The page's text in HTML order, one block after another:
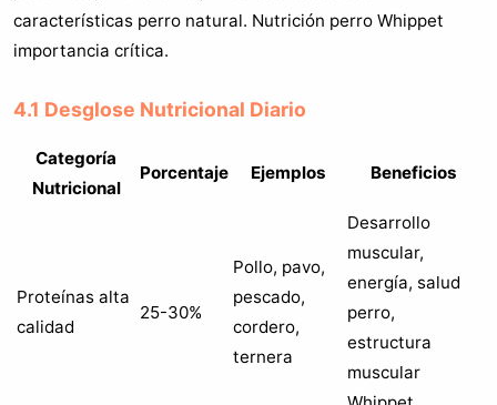
características perro natural. Nutrición perro Whippet
importancia crítica.
4.1 Desglose Nutricional Diario
Categoría
Nutricional
Porcentaje Ejemplos Beneficios
Proteínas alta
calidad
25-30%
Pollo, pavo,
pescado,
cordero,
ternera
Desarrollo
muscular,
energía, salud
perro,
estructura
muscular